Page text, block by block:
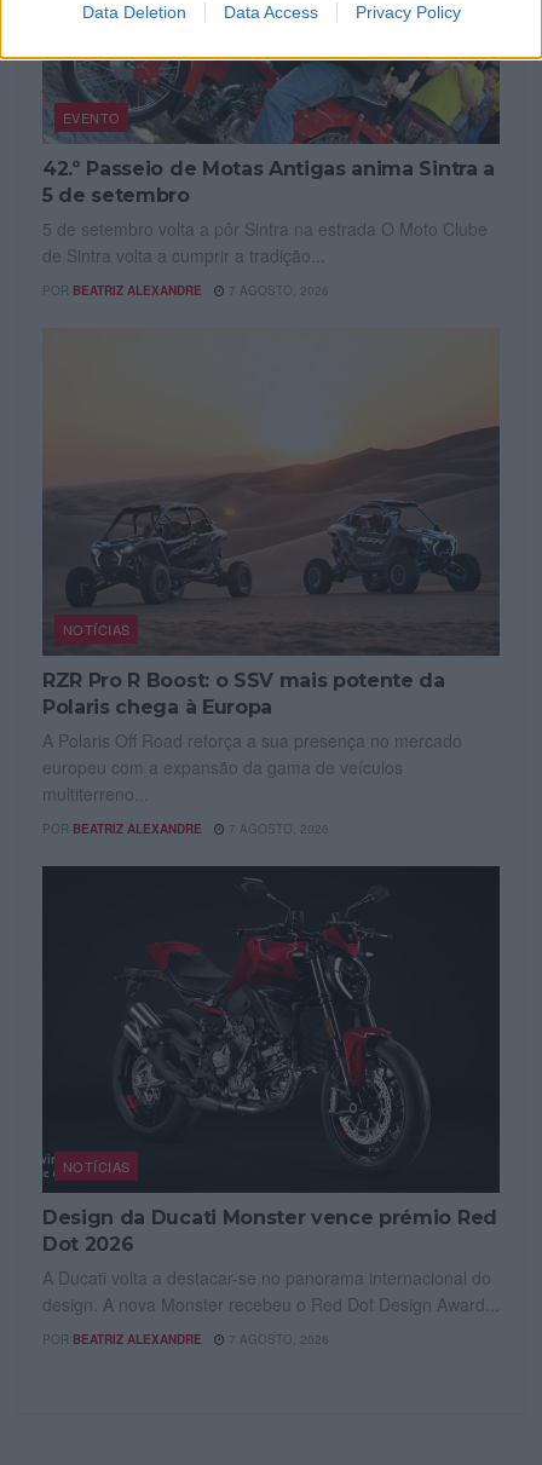
Data Deletion Data Access Privacy Policy
EVENTO
42.º Passeio de Motas Antigas anima Sintra a
5 de setembro
5 de setembro volta a pôr Sintra na estrada O Moto Clube
de Sintra volta a cumprir a tradição...
POR BEATRIZ ALEXANDRE 7 AGOSTO, 2026
NOTÍCIAS
RZR Pro R Boost: o SSV mais potente da
Polaris chega à Europa
A Polaris Off Road reforça a sua presença no mercado
europeu com a expansão da gama de veículos
multiterreno...
POR BEATRIZ ALEXANDRE 7 AGOSTO, 2026
NOTÍCIAS
Design da Ducati Monster vence prémio Red
Dot 2026
A Ducati volta a destacar-se no panorama internacional do
design. A nova Monster recebeu o Red Dot Design Award...
POR BEATRIZ ALEXANDRE 7 AGOSTO, 2026